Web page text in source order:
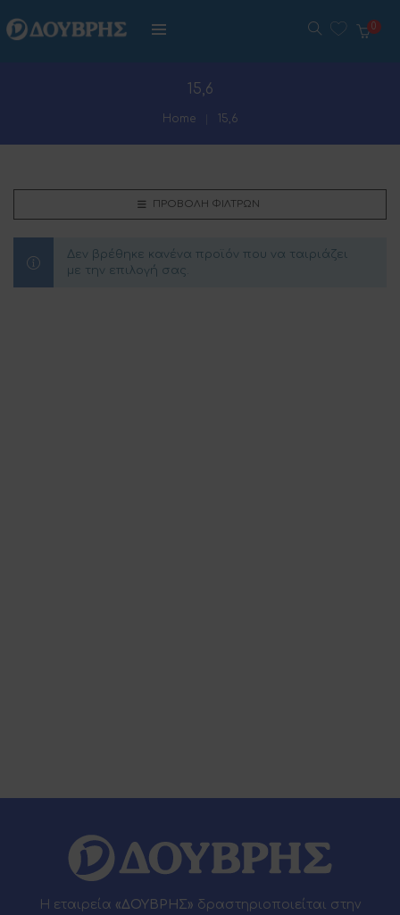
15,6
Home 15,6
ΠΡΟΒΟΛΉ ΦΊΛΤΡΩΝ
Δεν βρέθηκε κανένα προϊόν που να ταιριάζει
με την επιλογή σας.
Η εταιρεία «ΔΟΥΒΡΗΣ» δραστηριοποιείται στην